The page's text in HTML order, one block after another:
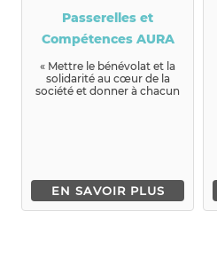
Passerelles et
Compétences AURA
« Mettre le bénévolat et la
solidarité au cœur de la
société et donner à chacun
EN SAVOIR PLUS